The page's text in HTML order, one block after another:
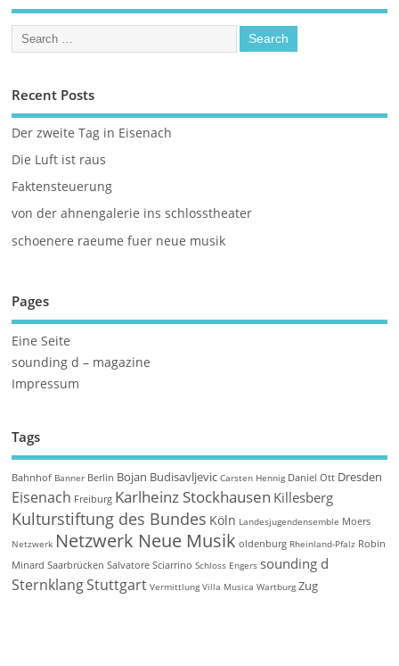
Recent Posts
Der zweite Tag in Eisenach
Die Luft ist raus
Faktensteuerung
von der ahnengalerie ins schlosstheater
schoenere raeume fuer neue musik
Pages
Eine Seite
sounding d – magazine
Impressum
Tags
Bahnhof Banner Berlin Bojan Budisavljevic Carsten Hennig Daniel Ott Dresden
Eisenach Freiburg Karlheinz Stockhausen Killesberg
Kulturstiftung des Bundes Köln Landesjugendensemble Moers
Netzwerk Netzwerk Neue Musik oldenburg Rheinland-Pfalz Robin
Minard Saarbrücken Salvatore Sciarrino Schloss Engers sounding d
SternklangStuttgart Vermittlung Villa Musica Wartburg Zug